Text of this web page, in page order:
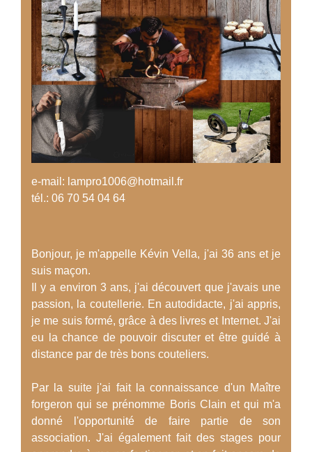
e-mail: lampro1006@hotmail.fr
tél.: 06 70 54 04 64
Bonjour, je m'appelle Kévin Vella, j'ai 36 ans et je
suis maçon.
Il y a environ 3 ans, j'ai découvert que j'avais une
passion, la coutellerie. En autodidacte, j'ai appris,
je me suis formé, grâce à des livres et Internet. J'ai
eu la chance de pouvoir discuter et être guidé à
distance par de très bons couteliers.
Par la suite j'ai fait la connaissance d'un Maître
forgeron qui se prénomme Boris Clain et qui m'a
donné l'opportunité de faire partie de son
association. J'ai également fait des stages pour